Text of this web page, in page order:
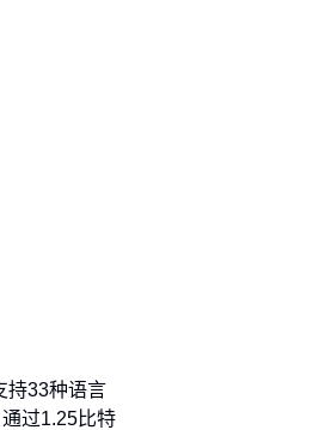
持33种语言
过1.25比特